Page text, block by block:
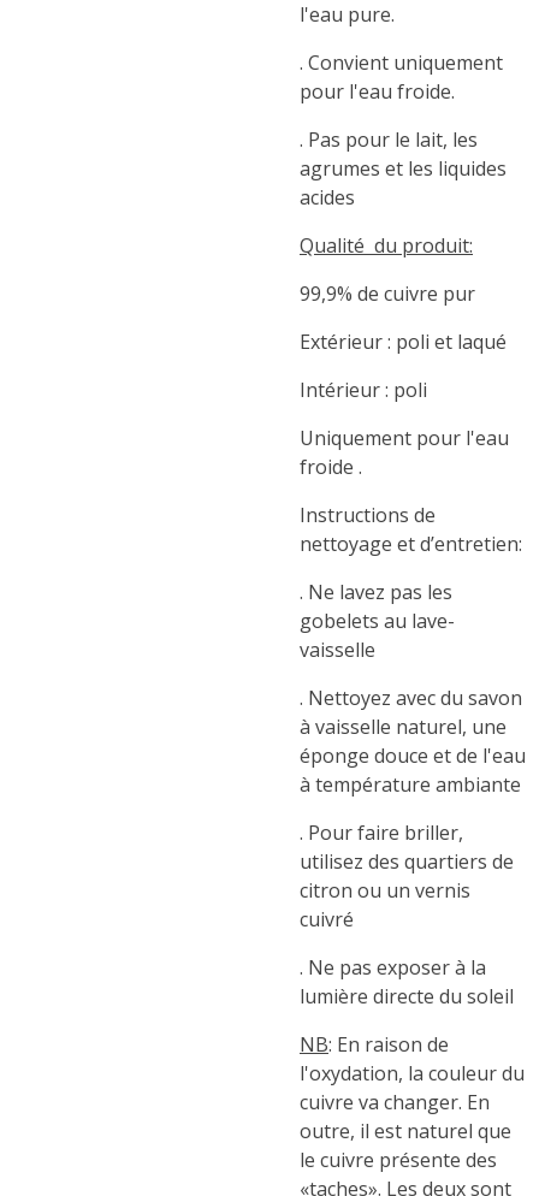
l'eau pure.
. Convient uniquement
pour l'eau froide.
. Pas pour le lait, les
agrumes et les liquides
acides
Qualité du produit:
99,9% de cuivre pur
Extérieur : poli et laqué
Intérieur : poli
Uniquement pour l'eau
froide .
Instructions de
nettoyage et d’entretien:
. Ne lavez pas les
gobelets au lave-
vaisselle
. Nettoyez avec du savon
à vaisselle naturel, une
éponge douce et de l'eau
à température ambiante
. Pour faire briller,
utilisez des quartiers de
citron ou un vernis
cuivré
. Ne pas exposer à la
lumière directe du soleil
NB: En raison de
l'oxydation, la couleur du
cuivre va changer. En
outre, il est naturel que
le cuivre présente des
«taches». Les deux sont